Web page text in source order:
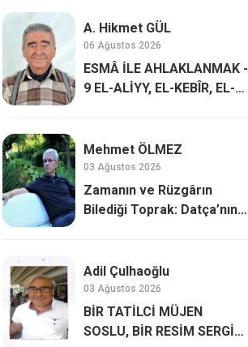
A. Hikmet GÜL
06 Ağustos 2026
ESMÂ İLE AHLAKLANMAK -
9 EL-ALİYY, EL-KEBÎR, EL-
Mehmet ÖLMEZ
03 Ağustos 2026
Zamanın ve Rüzgârın
Bilediği Toprak: Datça’nın
Adil Çulhaoğlu
03 Ağustos 2026
BİR TATİLCİ MÜJEN
SOSLU, BİR RESİM SERGİSİ